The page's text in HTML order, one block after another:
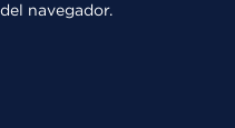
navegador.